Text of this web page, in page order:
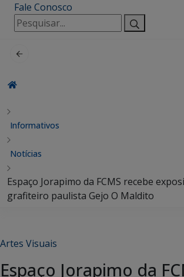
Fale Conosco
Pesquisar
por:
Informativos
Notícias
Espaço Jorapimo da FCMS recebe
grafiteiro paulista Gejo O Maldito
Artes Visuais
Espaço Jorapimo da